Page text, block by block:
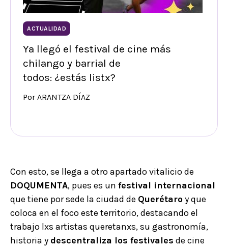
ACTUALIDAD
Ya llegó el festival de cine más
chilango y barrial de
todos: ¿estás listx?
Por ARANTZA DÍAZ
Con esto, se llega a otro apartado vitalicio de
DOQUMENTA, pues es un festival internacional
que tiene por sede la ciudad de Querétaroy que
coloca en el foco este territorio, destacando el
trabajo lxs artistas queretanxs, su gastronomía,
historia y descentraliza los festivales de cine